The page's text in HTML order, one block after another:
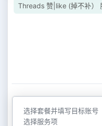
Threads 赞|like (掉不补）
选择套餐并填写目标账号
选择服务项